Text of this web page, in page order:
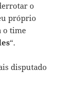
o
próprio
o time
“.
disputado